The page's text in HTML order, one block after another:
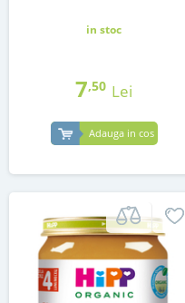
in stoc
7,50 Lei
Adauga in cos